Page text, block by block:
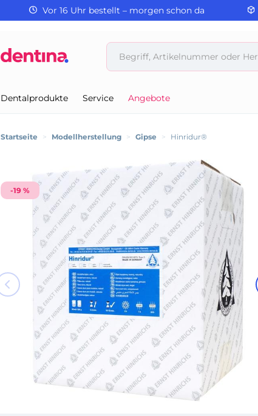
Vor 16 Uhr bestellt – morgen schon da
Dentalprodukte Service Angebote
Startseite > Modellherstellung > Gipse > Hinridur®
-19 %